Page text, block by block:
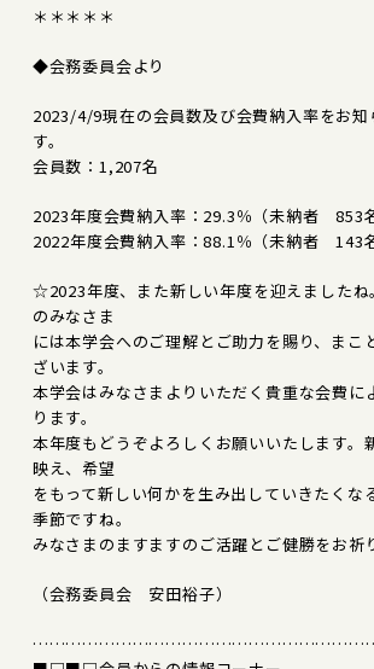
＊＊＊＊＊
◆会務委員会より
2023/4/9現在の会員数及び会費納入率をお知
す。
会員数：1,207名
2023年度会費納入率：29.3％（未納者 853名
2022年度会費納入率：88.1％（未納者 143名
☆2023年度、また新しい年度を迎えましたね
のみなさま
には本学会へのご理解とご助力を賜り、まこ
ざいます。
本学会はみなさまよりいただく貴重な会費に
ります。
本年度もどうぞよろしくお願いいたします。
映え、希望
をもって新しい何かを生み出していきたくな
季節ですね。
みなさまのますますのご活躍とご健勝をお祈
（会務委員会 安田裕子）